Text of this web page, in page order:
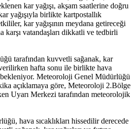
kar yağışı, akşam saatlerine doğru
yağışıyla birlikte kartpostallık
kar yağışının meydana getireceği
karşı vatandaşları dikkatli ve tedbirli
tarafından kuvvetli sağanak, kar
verilirken hafta sonu ile birlikte hava
bekleniyor. Meteoroloji Genel Müdürlüğü
açıklamaya göre, Meteoroloji 2.Bölge
Uyarı Merkezi tarafından meteorolojik
hava sıcaklıkları hissedilir derecede